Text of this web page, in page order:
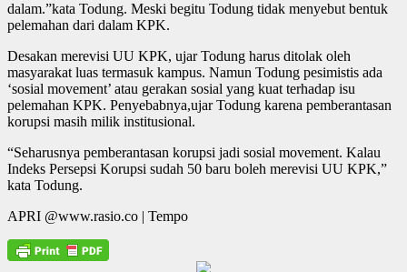
dalam.”kata Todung. Meski begitu Todung tidak menyebut bentuk
pelemahan dari dalam KPK.
Desakan merevisi UU KPK, ujar Todung harus ditolak oleh
masyarakat luas termasuk kampus. Namun Todung pesimistis ada
‘sosial movement’ atau gerakan sosial yang kuat terhadap isu
pelemahan KPK. Penyebabnya,ujar Todung karena pemberantasan
korupsi masih milik institusional.
“Seharusnya pemberantasan korupsi jadi sosial movement. Kalau
Indeks Persepsi Korupsi sudah 50 baru boleh merevisi UU KPK,”
kata Todung.
APRI @www.rasio.co | Tempo